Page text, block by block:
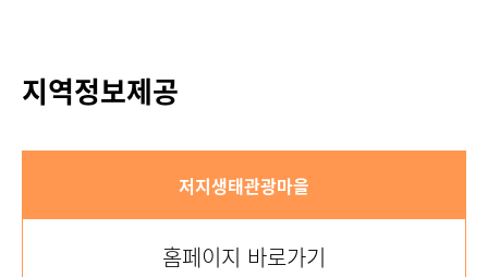
지역정보제공
저지생태관광마을
홈페이지 바로가기